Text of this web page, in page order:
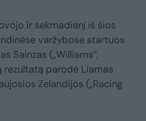
ir sekmadienį iš šios
varžybose startuos
Sainzas („Williams“,
rezultatą parodė Liamas
Zelandijos („Racing